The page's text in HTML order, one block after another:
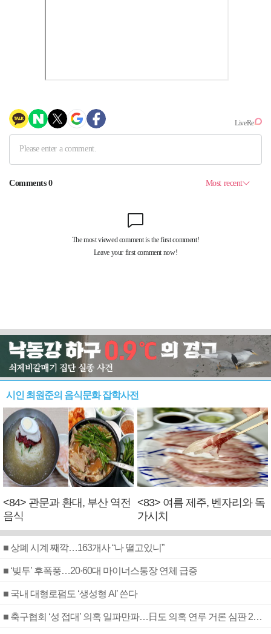
시인 최원준의 음식문화 잡학사전
<84> 관문과 환대, 부산 역전
음식
<83> 여름 제주, 벤자리와 독
가시치
■ 상폐 시계 째깍…163개사 “나 떨고있니”
■ ‘빚투’ 후폭풍…20·60대 마이너스통장 연체 급증
■ 국내 대형로펌도 ‘생성형 AI’ 쓴다
■ 축구협회 ‘성 접대’ 의혹 일파만파…日도 의혹 연루 거론 심판 2명 조사